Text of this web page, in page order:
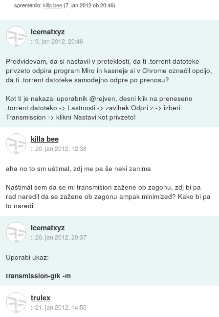
spremenilo:killa bee(7. jan 2012 ob 20:46)
Icematxyz
::9. jan 2012, 20:46
Predvidevam, da si nastavil v preteklosti, da ti .torrent datoteke
privzeto odpira program Miro in kasneje si v Chrome označil opcijo,
da ti .torrent datoteke samodejno odpre po prenosu?
Kot ti je nakazal uporabnik @rejven, desni klik na preneseno
.torrent datoteko -> Lastnosti -> zavihek Odpri z -> izberi
Transmission -> klikni Nastavi kot privzeto!
killa bee
::20. jan 2012, 12:38
aha no to sm uštimal, zdj me pa še neki zanima
Naštimal sem da se mi transmision zažene ob zagonu, zdj bi pa
rad naredil da se zažene ob zagonu ampak minimized? Kako bi pa
to naredil
Icematxyz
::20. jan 2012, 20:37
Uporabi ukaz:
transmission-gtk -m
trulex
::21. jan 2012, 14:55